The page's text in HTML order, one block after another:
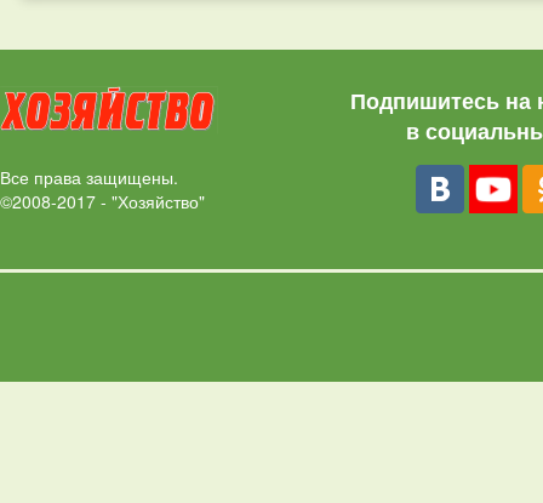
Все права защищены.
©2008-2017 - "Хозяйство"
Подпишитесь на
в